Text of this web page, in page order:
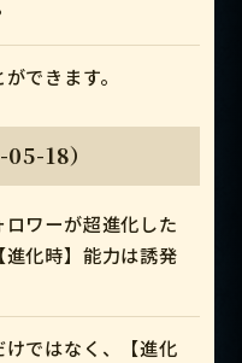
できます。
18）
ロワーが超進化した
化時】能力は誘発
ではなく、【進化